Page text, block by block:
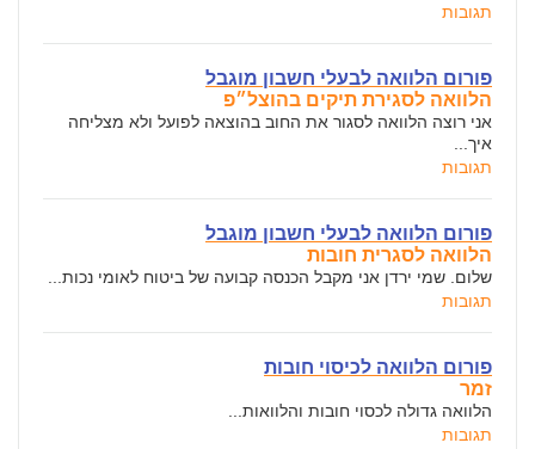
תגובות
פורום הלוואה לבעלי חשבון מוגבל
הלוואה לסגירת תיקים בהוצל״פ
אני רוצה הלוואה לסגור את החוב בהוצאה לפועל ולא מצליחה
איך...
תגובות
פורום הלוואה לבעלי חשבון מוגבל
הלוואה לסגרית חובות
שלום. שמי ירדן אני מקבל הכנסה קבועה של ביטוח לאומי נכות...
תגובות
פורום הלוואה לכיסוי חובות
זמר
הלוואה גדולה לכסוי חובות והלוואות...
תגובות